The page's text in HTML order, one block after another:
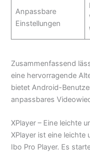
Anpassbare
Einstellungen
Zusammenfassend
eine hervorragende
bietet Android-
anpassbares
XPlayer – Eine leichte
XPlayer ist eine
Ibo Pro Player. Es